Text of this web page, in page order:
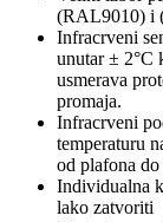
(RAL9010) i
Infracrveni
unutar ± 2°C
usmerava
promaja.
Infracrveni
temperaturu
od plafona do
Individualna
lako zatvoriti